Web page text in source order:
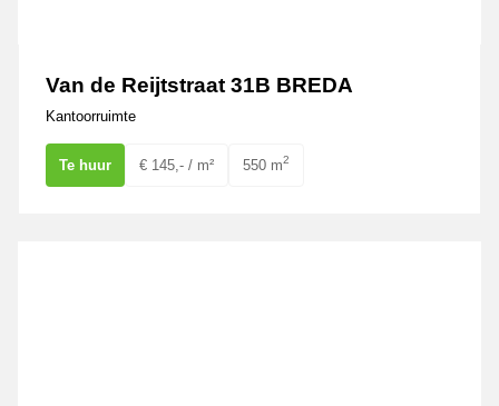
Van de Reijtstraat 31B BREDA
Kantoorruimte
Te huur € 145,- / m² 550 m2